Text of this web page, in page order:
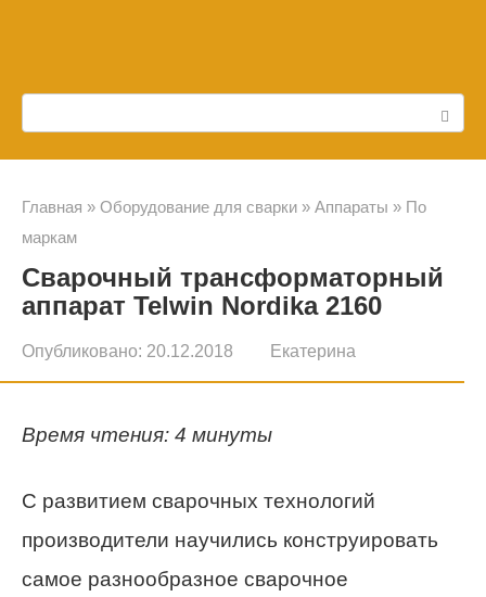
контенту
Главная » Оборудование для сварки » Аппараты » По
маркам
Сварочный трансформаторный
аппарат Telwin Nordika 2160
Опубликовано: 20.12.2018 Екатерина
Время чтения: 4 минуты
С развитием сварочных технологий
производители научились конструировать
самое разнообразное сварочное